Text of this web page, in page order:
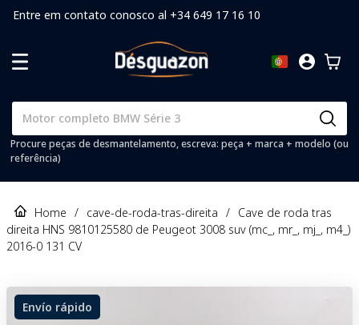
Entre em contato conosco al +34 649 17 16 10
Procure peças de desmantelamento, escreva: peça + marca + modelo (ou
referência)
Home / cave-de-roda-tras-direita / Cave de roda tras
direita HNS 9810125580 de Peugeot 3008 suv (mc_, mr_, mj_, m4_)
2016-0 131 CV
Envío rápido